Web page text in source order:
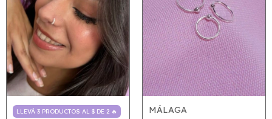
LLEVÁ 3 PRODUCTOS AL $ DE 2 🔥 MÁLAGA